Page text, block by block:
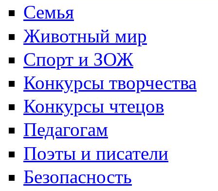
Семья
Животный мир
Спорт и ЗОЖ
Конкурсы творчества
Конкурсы чтецов
Педагогам
Поэты и писатели
Безопасность